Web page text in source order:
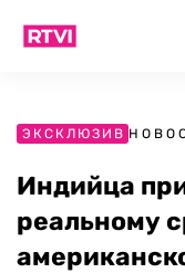
ЭКСКЛЮЗИВ
Индийца
реальному